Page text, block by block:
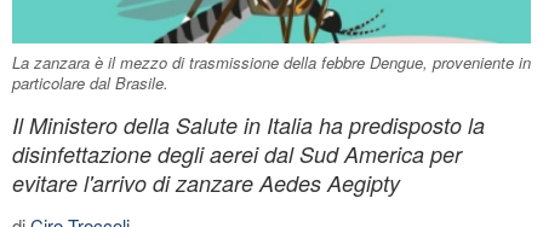
La zanzara è il mezzo di trasmissione della febbre Dengue, proveniente in
particolare dal Brasile.
Il Ministero della Salute in Italia ha predisposto la
disinfettazione degli aerei dal Sud America per
evitare l'arrivo di zanzare Aedes Aegipty